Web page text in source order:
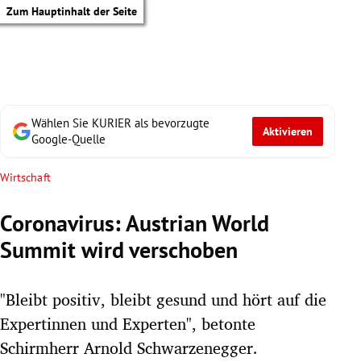
Zum Hauptinhalt der Seite
Untermenü
Wählen Sie KURIER als bevorzugte
Google-Quelle
Aktivieren
Wirtschaft
Coronavirus: Austrian World
Summit wird verschoben
"Bleibt positiv, bleibt gesund und hört auf die
Expertinnen und Experten", betonte
Schirmherr Arnold Schwarzenegger.